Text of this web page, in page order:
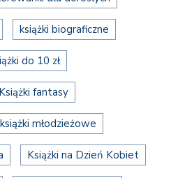
książki biograficzne
do 10 zł
Książki fantasy
książki młodzieżowe
Książki na Dzień Kobiet